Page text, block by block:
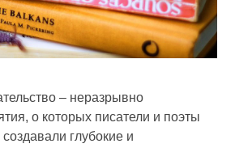
– неразрывно
о которых писатели и поэты
глубокие и